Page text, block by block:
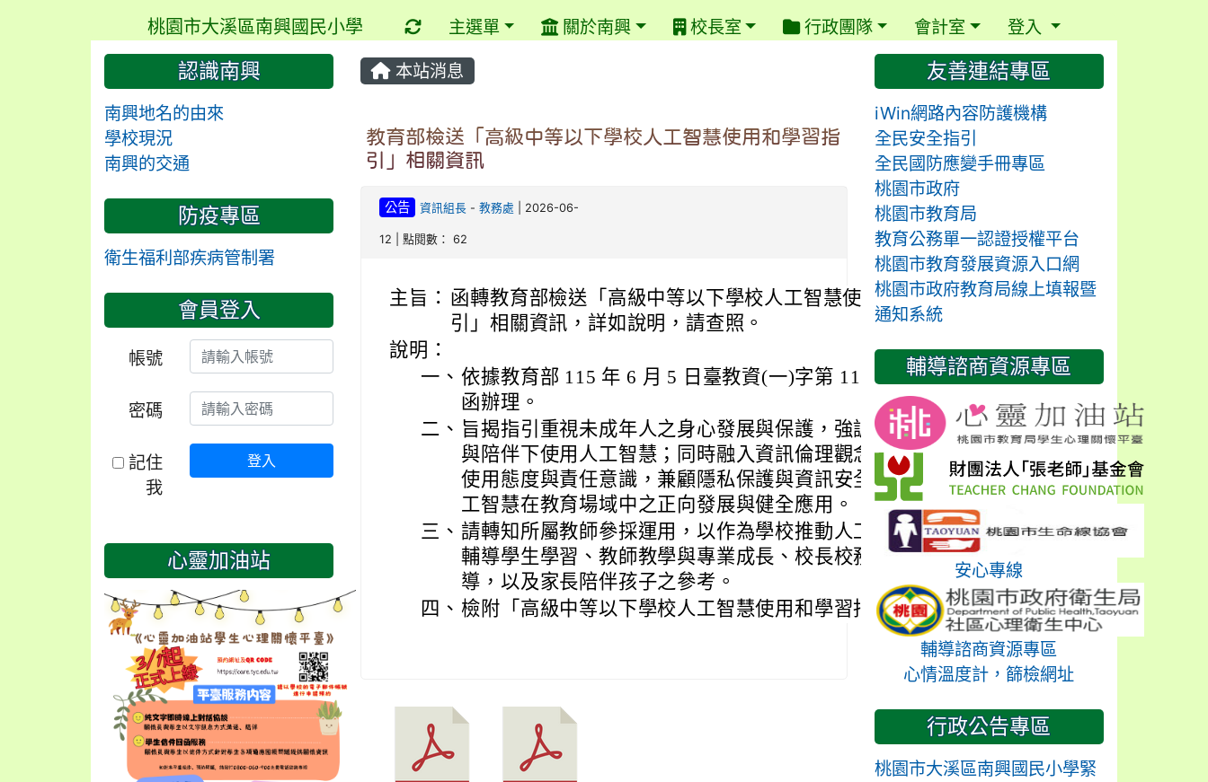
桃園市大溪區南興國民小學 重新取得佈景設定
主選單 關於南興 校長室 行政團隊 會計室 登入
本站消息
教育部檢送「高級中等以下學校人工智慧使用和學習指
引」相關資訊
公告 資訊組長- 教務處 | 2026-06-
12 | 點閱數： 62
主旨： 函轉教育部檢送「高級中等以下學校人工智慧使用和學習指
引」相關資訊，詳如說明，請查照。
說明：
一、 依據教育部 115 年 6 月 5 日臺教資(一)字第 1152701618 號
函辦理。
二、 旨揭指引重視未成年人之身心發展與保護，強調在適當引導
與陪伴下使用人工智慧；同時融入資訊倫理觀念，培養正確
使用態度與責任意識，兼顧隱私保護與資訊安全，以促進人
工智慧在教育場域中之正向發展與健全應用。
三、 請轉知所屬教師參採運用，以作為學校推動人工智慧教育、
輔導學生學習、教師教學與專業成長、校長校務治理與領
導，以及家長陪伴孩子之參考。
四、 檢附「高級中等以下學校人工智慧使用和學習指引」1 份。
認識南興
南興地名的由來
學校現況
南興的交通
防疫專區
衛生福利部疾病管制署
會員登入
帳號
密碼
記住
我
登入
心靈加油站
友善連結專區
iWin網路內容防護機構
全民安全指引
全民國防應變手冊專區
桃園市政府
桃園市教育局
教育公務單一認證授權平台
桃園市教育發展資源入口網
桃園市政府教育局線上填報暨
通知系統
輔導諮商資源專區
安心專線
輔導諮商資源專區
心情溫度計，篩檢網址
行政公告專區
桃園市大溪區南興國民小學緊